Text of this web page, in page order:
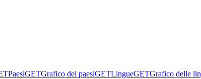
PaesiGETGrafico dei paesiGETLingueGETGrafico delle